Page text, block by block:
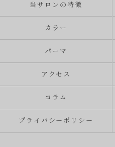
当サロンの特徴
カラー
パーマ
アクセス
コラム
プライバシーポリシー